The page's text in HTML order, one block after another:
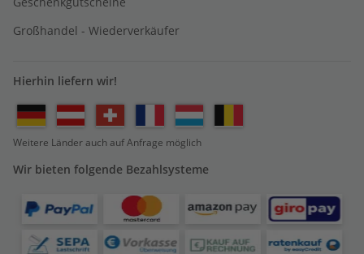
Großhandel - Wiederverkäufer
Hierhin liefern wir!
Weitere Länder auch auf Anfrage möglich
Wir bieten folgende Bezahlsysteme